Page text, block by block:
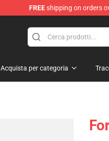
FREEshipping on orders
Acquista per categoria